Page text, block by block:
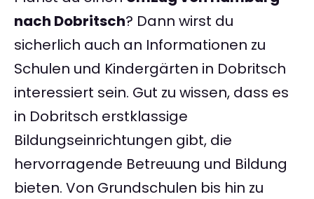
nach Dobritsch? Dann wirst du
sicherlich auch an Informationen zu
Schulen und Kindergärten in Dobritsch
interessiert sein. Gut zu wissen, dass es
in Dobritsch erstklassige
Bildungseinrichtungen gibt, die
hervorragende Betreuung und Bildung
bieten. Von Grundschulen bis hin zu